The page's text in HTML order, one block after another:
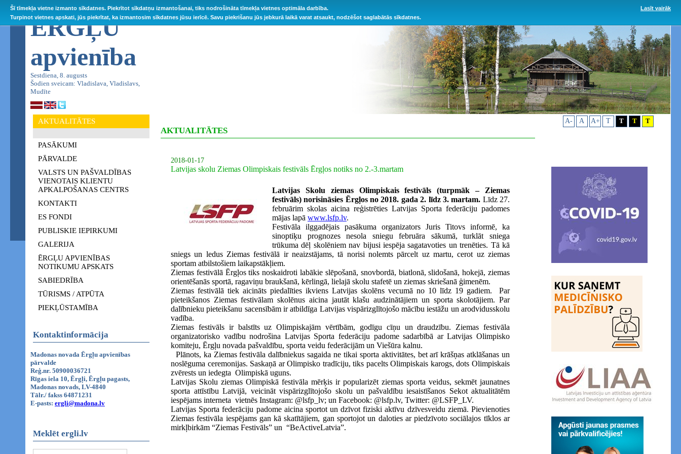
Šī tīmekļa vietne izmanto sīkdatnes. Piekrītot sīkdatņu izmantošanai, tiks nodrošināta tīmekļa vietnes optimāla darbība.
Turpinot vietnes apskati, jūs piekrītat, ka izmantosim sīkdatnes jūsu ierīcē. Savu piekrišanu jūs jebkurā laikā varat atsaukt, nodzēšot saglabātās sīkdatnes.
Lasīt vairāk
ĒRGĻU
apvienība
Sestdiena, 8. augusts
Šodien sveicam: Vladislava, Vladislavs,
Mudīte
AKTUALITĀTES
PASĀKUMI
PĀRVALDE
VALSTS UN PAŠVALDĪBAS
VIENOTAIS KLIENTU
APKALPOŠANAS CENTRS
KONTAKTI
ES FONDI
PUBLISKIE IEPIRKUMI
GALERIJA
ĒRGĻU APVIENĪBAS
NOTIKUMU APSKATS
SABIEDRĪBA
TŪRISMS / ATPŪTA
PIEKĻŪSTAMĪBA
Kontaktinformācija
Madonas novada Ērgļu apvienības
pārvalde
Reģ.nr. 50900036721
Rīgas iela 10, Ērgļi, Ērgļu pagasts,
Madonas novads, LV-4840
Tālr./ fakss 64871231
E-pasts: ergli@madona.lv
Meklēt ergli.lv
AKTUALITĀTES
2018-01-17
Latvijas skolu Ziemas Olimpiskais festivāls Ērgļos notiks no 2.-3.martam
Latvijas Skolu ziemas Olimpiskais festivāls (turpmāk – Ziemas
festivāls) norisināsies Ērgļos no 2018. gada 2. līdz 3. martam. Līdz 27.
februārim skolas aicina reģistrēties Latvijas Sporta federāciju padomes
mājas lapā www.lsfp.lv.
Festivāla ilggadējais pasākuma organizators Juris Titovs informē, ka
sinoptiķu prognozes nesola sniegu februāra sākumā, turklāt sniega
trūkuma dēļ skolēniem nav bijusi iespēja sagatavoties un trenēties. Tā kā
sniegs un ledus Ziemas festivālā ir neaizstājams, tā norisi nolemts pārcelt uz martu, cerot uz ziemas
sportam atbilstošiem laikapstākļiem.
Ziemas festivālā Ērgļos tiks noskaidroti labākie slēpošanā, snovbordā, biatlonā, slidošanā, hokejā, ziemas
orientēšanās sportā, ragaviņu braukšanā, kērlingā, lielajā skolu stafetē un ziemas skriešanā ģimenēm.
Ziemas festivālā tiek aicināts piedalīties ikviens Latvijas skolēns vecumā no 10 līdz 19 gadiem. Par
pieteikšanos Ziemas festivālam skolēnus aicina jautāt klašu audzinātājiem un sporta skolotājiem. Par
dalībnieku pieteikšanu sacensībām ir atbildīga Latvijas vispārizglītojošo mācību iestāžu un arodvidusskolu
vadība.
Ziemas festivāls ir balstīts uz Olimpiskajām vērtībām, godīgu cīņu un draudzību. Ziemas festivāla
organizatorisko vadību nodrošina Latvijas Sporta federāciju padome sadarbībā ar Latvijas Olimpisko
komiteju, Ērgļu novada pašvaldību, sporta veidu federācijām un Viešūra kalnu.
Plānots, ka Ziemas festivāla dalībniekus sagaida ne tikai sporta aktivitātes, bet arī krāšņas atklāšanas un
noslēguma ceremonijas. Saskaņā ar Olimpisko tradīciju, tiks pacelts Olimpiskais karogs, dots Olimpiskais
zvērests un iedegta Olimpiskā uguns.
Latvijas Skolu ziemas Olimpiskā festivāla mērķis ir popularizēt ziemas sporta veidus, sekmēt jaunatnes
sporta attīstību Latvijā, veicināt vispārizglītojošo skolu un pašvaldību iesaistīšanos Sekot aktualitātēm
iespējams interneta vietnēs Instagram: @lsfp_lv; un Facebook: @lsfp.lv, Twitter: @LSFP_LV.
Latvijas Sporta federāciju padome aicina sportot un dzīvot fiziski aktīvu dzīvesveidu ziemā. Pievienoties
Ziemas festivāla iespējams gan kā skatītājiem, gan sportojot un daloties ar piedzīvoto sociālajos tīklos ar
mirkļbirkām “Ziemas Festivāls” un “BeActiveLatvia”.
A- A A+ T T T T